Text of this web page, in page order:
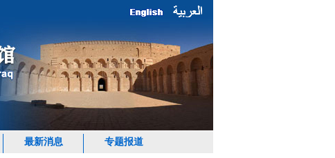
最新消息 专题报道